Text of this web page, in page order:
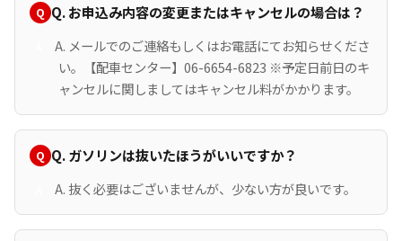
Q. お申込み内容の変更またはキャンセルの場合は？
A. メールでのご連絡もしくはお電話にてお知らせくださ
い。【配車センター】06-6654-6823 ※予定日前日のキ
ャンセルに関しましてはキャンセル料がかかります。
Q. ガソリンは抜いたほうがいいですか？
A. 抜く必要はございませんが、少ない方が良いです。